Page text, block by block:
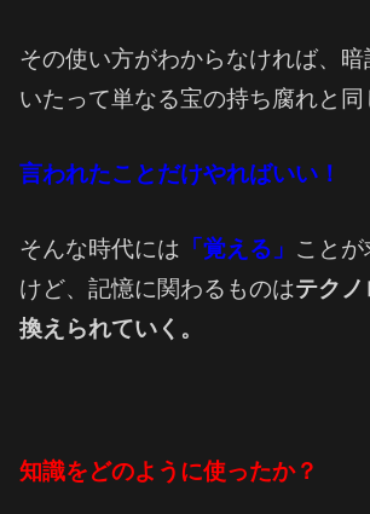
その使い方がわからなければ、暗
いたって単なる宝の持ち腐れと同
言われたことだけやればいい！
そんな時代には 「覚える」 こと
けど、記憶に関わるものはテクノ
換えられていく。
知識をどのように使ったか？